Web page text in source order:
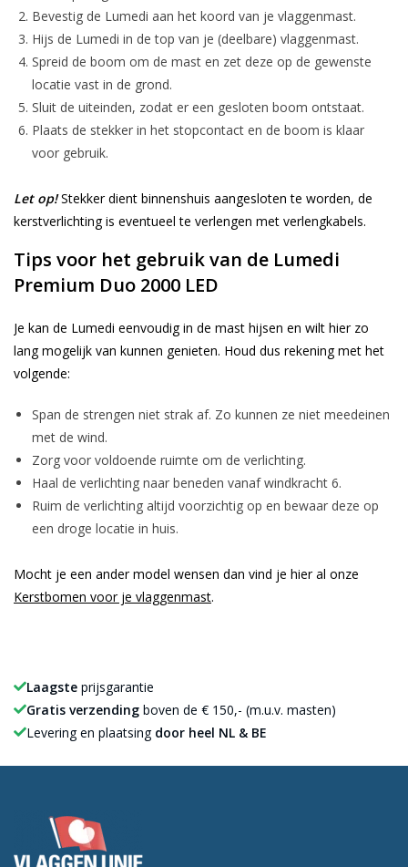
Bevestig de Lumedi aan het koord van je vlaggenmast.
Hijs de Lumedi in de top van je (deelbare) vlaggenmast.
Spreid de boom om de mast en zet deze op de gewenste
locatie vast in de grond.
Sluit de uiteinden, zodat er een gesloten boom ontstaat.
Plaats de stekker in het stopcontact en de boom is klaar
voor gebruik.
Let op!Stekker dient binnenshuis aangesloten te worden, de
kerstverlichting is eventueel te verlengen met verlengkabels.
Tips voor het gebruik van de Lumedi
Premium Duo 2000 LED
Je kan de Lumedi eenvoudig in de mast hijsen en wilt hier zo
lang mogelijk van kunnen genieten. Houd dus rekening met het
volgende:
Span de strengen niet strak af. Zo kunnen ze niet meedeinen
met de wind.
Zorg voor voldoende ruimte om de verlichting.
Haal de verlichting naar beneden vanaf windkracht 6.
Ruim de verlichting altijd voorzichtig op en bewaar deze op
een droge locatie in huis.
Mocht je een ander model wensen dan vind je hier al onze
Kerstbomen voor je vlaggenmast.
Laagste prijsgarantie
Gratis verzending boven de € 150,- (m.u.v. masten)
Levering en plaatsing door heel NL & BE